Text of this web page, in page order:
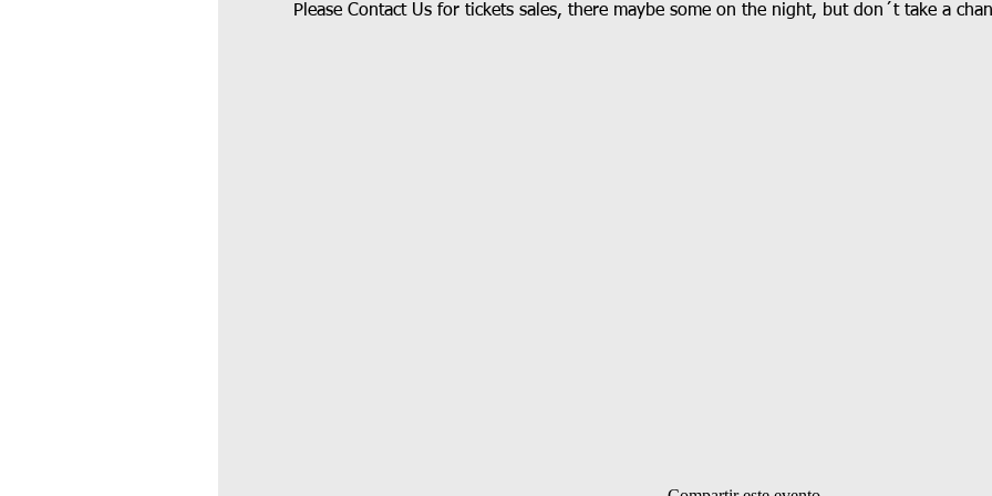
Please Contact Us for tickets sales, there maybe some on the night, but don´t take a